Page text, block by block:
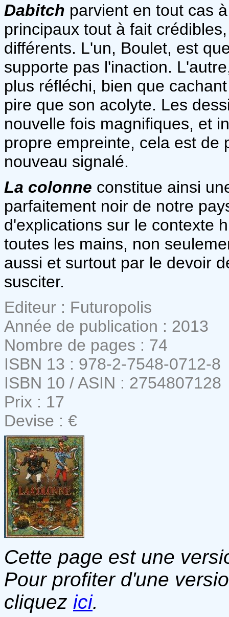
Dabitch parvient en tout cas
principaux tout à fait
différents. L'un, Boulet, est
supporte pas l'inaction.
plus réfléchi, bien que
pire que son acolyte. Les
nouvelle fois magnifiques, et
propre empreinte, cela est de
nouveau signalé.
La colonne constitue ainsi
parfaitement noir de notre
d'explications sur le contexte
toutes les mains, non
aussi et surtout par le devoir
susciter.
Editeur : Futuropolis
Année de publication : 2013
Nombre de pages : 74
ISBN 13 : 978-2-7548-0712-8
ISBN 10 / ASIN : 2754807128
Prix : 17
Devise : €
Cette page est une
Pour profiter d'une
cliquez ici.